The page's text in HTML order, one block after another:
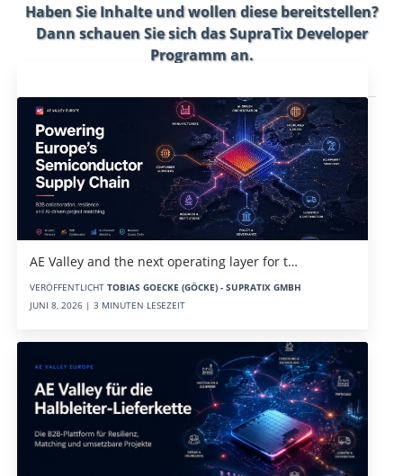
Haben Sie Inhalte und wollen diese bereitstellen?
Dann schauen Sie sich dasSupraTix Developer
Programman.
AE Valley and the next operating layer for t…
VERÖFFENTLICHT TOBIAS GOECKE (GÖCKE) - SUPRATIX GMBH
JUNI 8, 2026 | 3 MINUTEN LESEZEIT